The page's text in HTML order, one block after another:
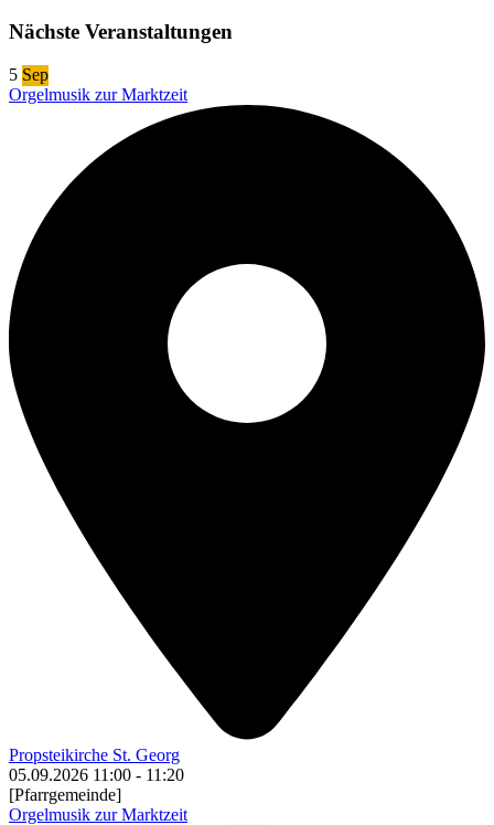
Nächste Veranstaltungen
5 Sep
Orgelmusik zur Marktzeit
Propsteikirche St. Georg
05.09.2026 11:00 - 11:20
[Pfarrgemeinde]
Orgelmusik zur Marktzeit